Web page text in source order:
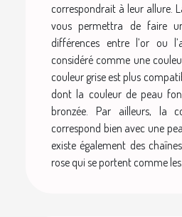
correspondrait à leur allure.
vous permettra de faire
différences entre l’or ou
considéré comme une
couleur grise est plus
dont la couleur de peau
bronzée. Par ailleurs, la
correspond bien avec une
existe également des
rose qui se portent comme